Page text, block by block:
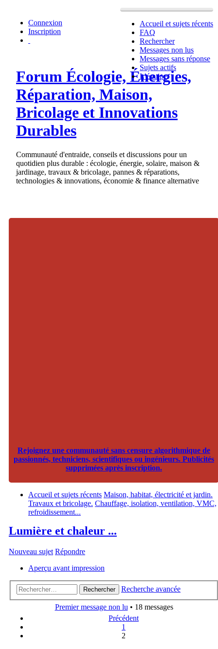
Accueil et sujets récents
FAQ
Rechercher
Messages non lus
Messages sans réponse
Sujets actifs
L’équipe
Connexion
Inscription
Forum Écologie, Énergies,
Réparation, Maison,
Bricolage et Innovations
Durables
Communauté d'entraide, conseils et discussions pour un
quotidien plus durable : écologie, énergie, solaire, maison &
jardinage, travaux & bricolage, pannes & réparations,
technologies & innovations, économie & finance alternative
Rejoignez une communauté sans censure algorithmique de
passionnés, techniciens, scientifiques ou ingénieurs. Publicités
supprimées après inscription.
Accueil et sujets récents Maison, habitat, électricité et jardin.
Travaux et bricolage. Chauffage, isolation, ventilation, VMC,
refroidissement...
Lumière et chaleur ...
Nouveau sujet Répondre
Aperçu avant impression
Rechercher Recherche avancée
Premier message non lu • 18 messages
Précédent
1
2